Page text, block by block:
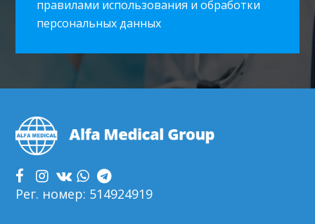
правилами использования и обработки
персональных данных
Footer
Рег. номер: 514924919